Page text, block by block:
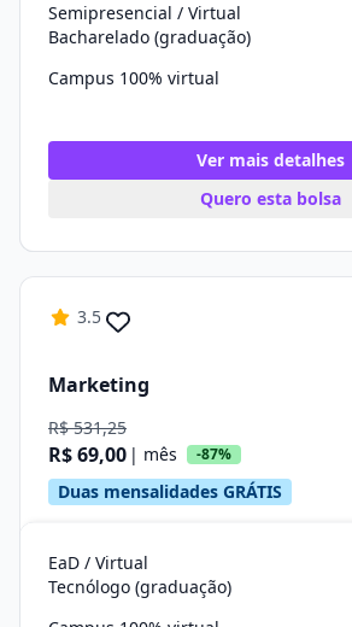
Semipresencial / Virtual
Bacharelado (graduação)
Campus 100% virtual
Ver mais detalhes
Quero esta bolsa
3.5
Marketing
R$ 531,25
R$ 69,00 | mês -87%
Duas mensalidades GRÁTIS
EaD / Virtual
Tecnólogo (graduação)